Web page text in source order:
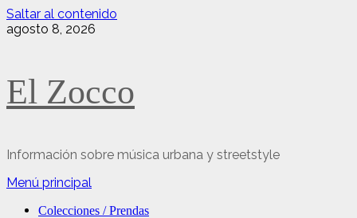
Saltar al contenido
agosto 8, 2026
El Zocco
Información sobre música urbana y streetstyle
Menú principal
Colecciones / Prendas